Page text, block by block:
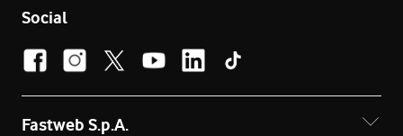
Social
Fastweb S.p.A.